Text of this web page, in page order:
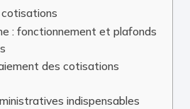
: fonctionnement et plafonds
des cotisations
indispensables